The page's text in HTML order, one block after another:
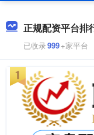
正规配资平台排
已收录999+家平台